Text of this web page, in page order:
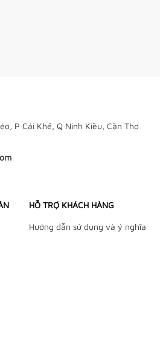
御守 - Tiệm Phụ Kiện Bạch
P. Cái Khế, Q Ninh Kiều, TP
P Cái Khế, Q Ninh Kiều, Cần Thơ
HỖ TRỢ KHÁCH HÀNG
Hướng dẫn sử dụng và ý nghĩa